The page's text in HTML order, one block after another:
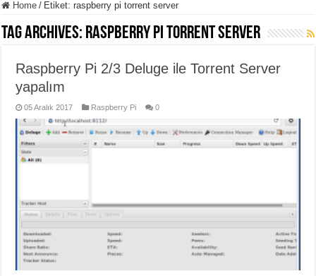
Home / Etiket:raspberry pi torrent server
Tag Archives: raspberry pi torrent server
Raspberry Pi 2/3 Deluge ile Torrent Server
yapalım
05 Aralık 2017 Raspberry Pi 0